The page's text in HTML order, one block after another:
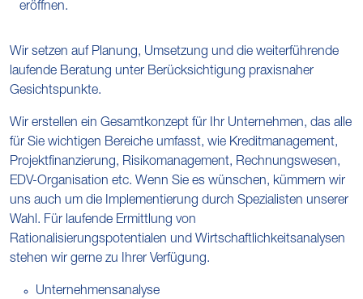
eröffnen.
Wir setzen auf Planung, Umsetzung und die weiterführende
laufende Beratung unter Berücksichtigung praxisnaher
Gesichtspunkte.
Wir erstellen ein Gesamtkonzept für Ihr Unternehmen, das alle
für Sie wichtigen Bereiche umfasst, wie Kreditmanagement,
Projektfinanzierung, Risikomanagement, Rechnungswesen,
EDV-Organisation etc. Wenn Sie es wünschen, kümmern wir
uns auch um die Implementierung durch Spezialisten unserer
Wahl. Für laufende Ermittlung von
Rationalisierungspotentialen und Wirtschaftlichkeitsanalysen
stehen wir gerne zu Ihrer Verfügung.
Unternehmensanalyse